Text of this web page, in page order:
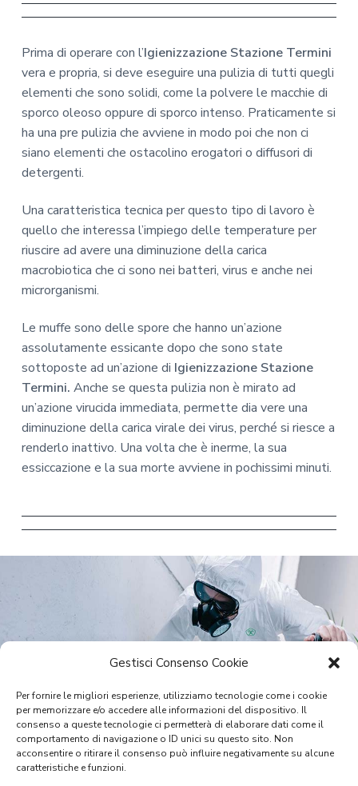
Gestisci Consenso Cookie
Per fornire le migliori esperienze, utilizziamo tecnologie come i cookie
per memorizzare e/o accedere alle informazioni del dispositivo. Il
consenso a queste tecnologie ci permetterà di elaborare dati come il
comportamento di navigazione o ID unici su questo sito. Non
acconsentire o ritirare il consenso può influire negativamente su alcune
caratteristiche e funzioni.
Prima di operare con l’Igienizzazione Stazione Termini
vera e propria, si deve eseguire una pulizia di tutti quegli
elementi che sono solidi, come la polvere le macchie di
sporco oleoso oppure di sporco intenso. Praticamente si
ha una pre pulizia che avviene in modo poi che non ci
siano elementi che ostacolino erogatori o diffusori di
detergenti.
Una caratteristica tecnica per questo tipo di lavoro è
quello che interessa l’impiego delle temperature per
riuscire ad avere una diminuzione della carica
macrobiotica che ci sono nei batteri, virus e anche nei
microrganismi.
Le muffe sono delle spore che hanno un’azione
assolutamente essicante dopo che sono state
sottoposte ad un’azione di Igienizzazione Stazione
Termini. Anche se questa pulizia non è mirato ad
un’azione virucida immediata, permette dia vere una
diminuzione della carica virale dei virus, perché si riesce a
renderlo inattivo. Una volta che è inerme, la sua
essiccazione e la sua morte avviene in pochissimi minuti.